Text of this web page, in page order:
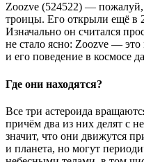
Zoozve (524522) —
троицы. Его открыли ещё в
Изначально он считался
не стало ясно: Zoozve —
и его поведение в космосе
Где они находятся?
Все три астероида
причём два из них делят с
значит, что они движутся
и планета, но могут